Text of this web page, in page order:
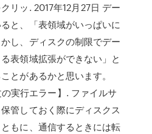
リッ. 2017年12月27日 デー
と、「表領域がいっぱいに
し、ディスクの制限でデー
表領域拡張ができない」と
とがあるかと思います。
実行エラー】. ファイルサ
管しておく際にディスクス
もに、通信するときには転